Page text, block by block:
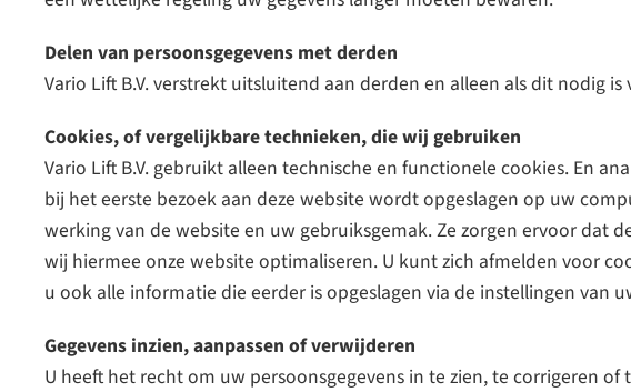
Delen van persoonsgegevens met derden
Vario Lift B.V. verstrekt uitsluitend aan derden en alleen als dit nodig
Cookies, of vergelijkbare technieken, die wij gebruiken
Vario Lift B.V. gebruikt alleen technische en functionele cookies. En
bij het eerste bezoek aan deze website wordt opgeslagen op uw
werking van de website en uw gebruiksgemak. Ze zorgen ervoor
wij hiermee onze website optimaliseren. U kunt zich afmelden voor
u ook alle informatie die eerder is opgeslagen via de instellingen van
Gegevens inzien, aanpassen of verwijderen
U heeft het recht om uw persoonsgegevens in te zien, te corrigeren